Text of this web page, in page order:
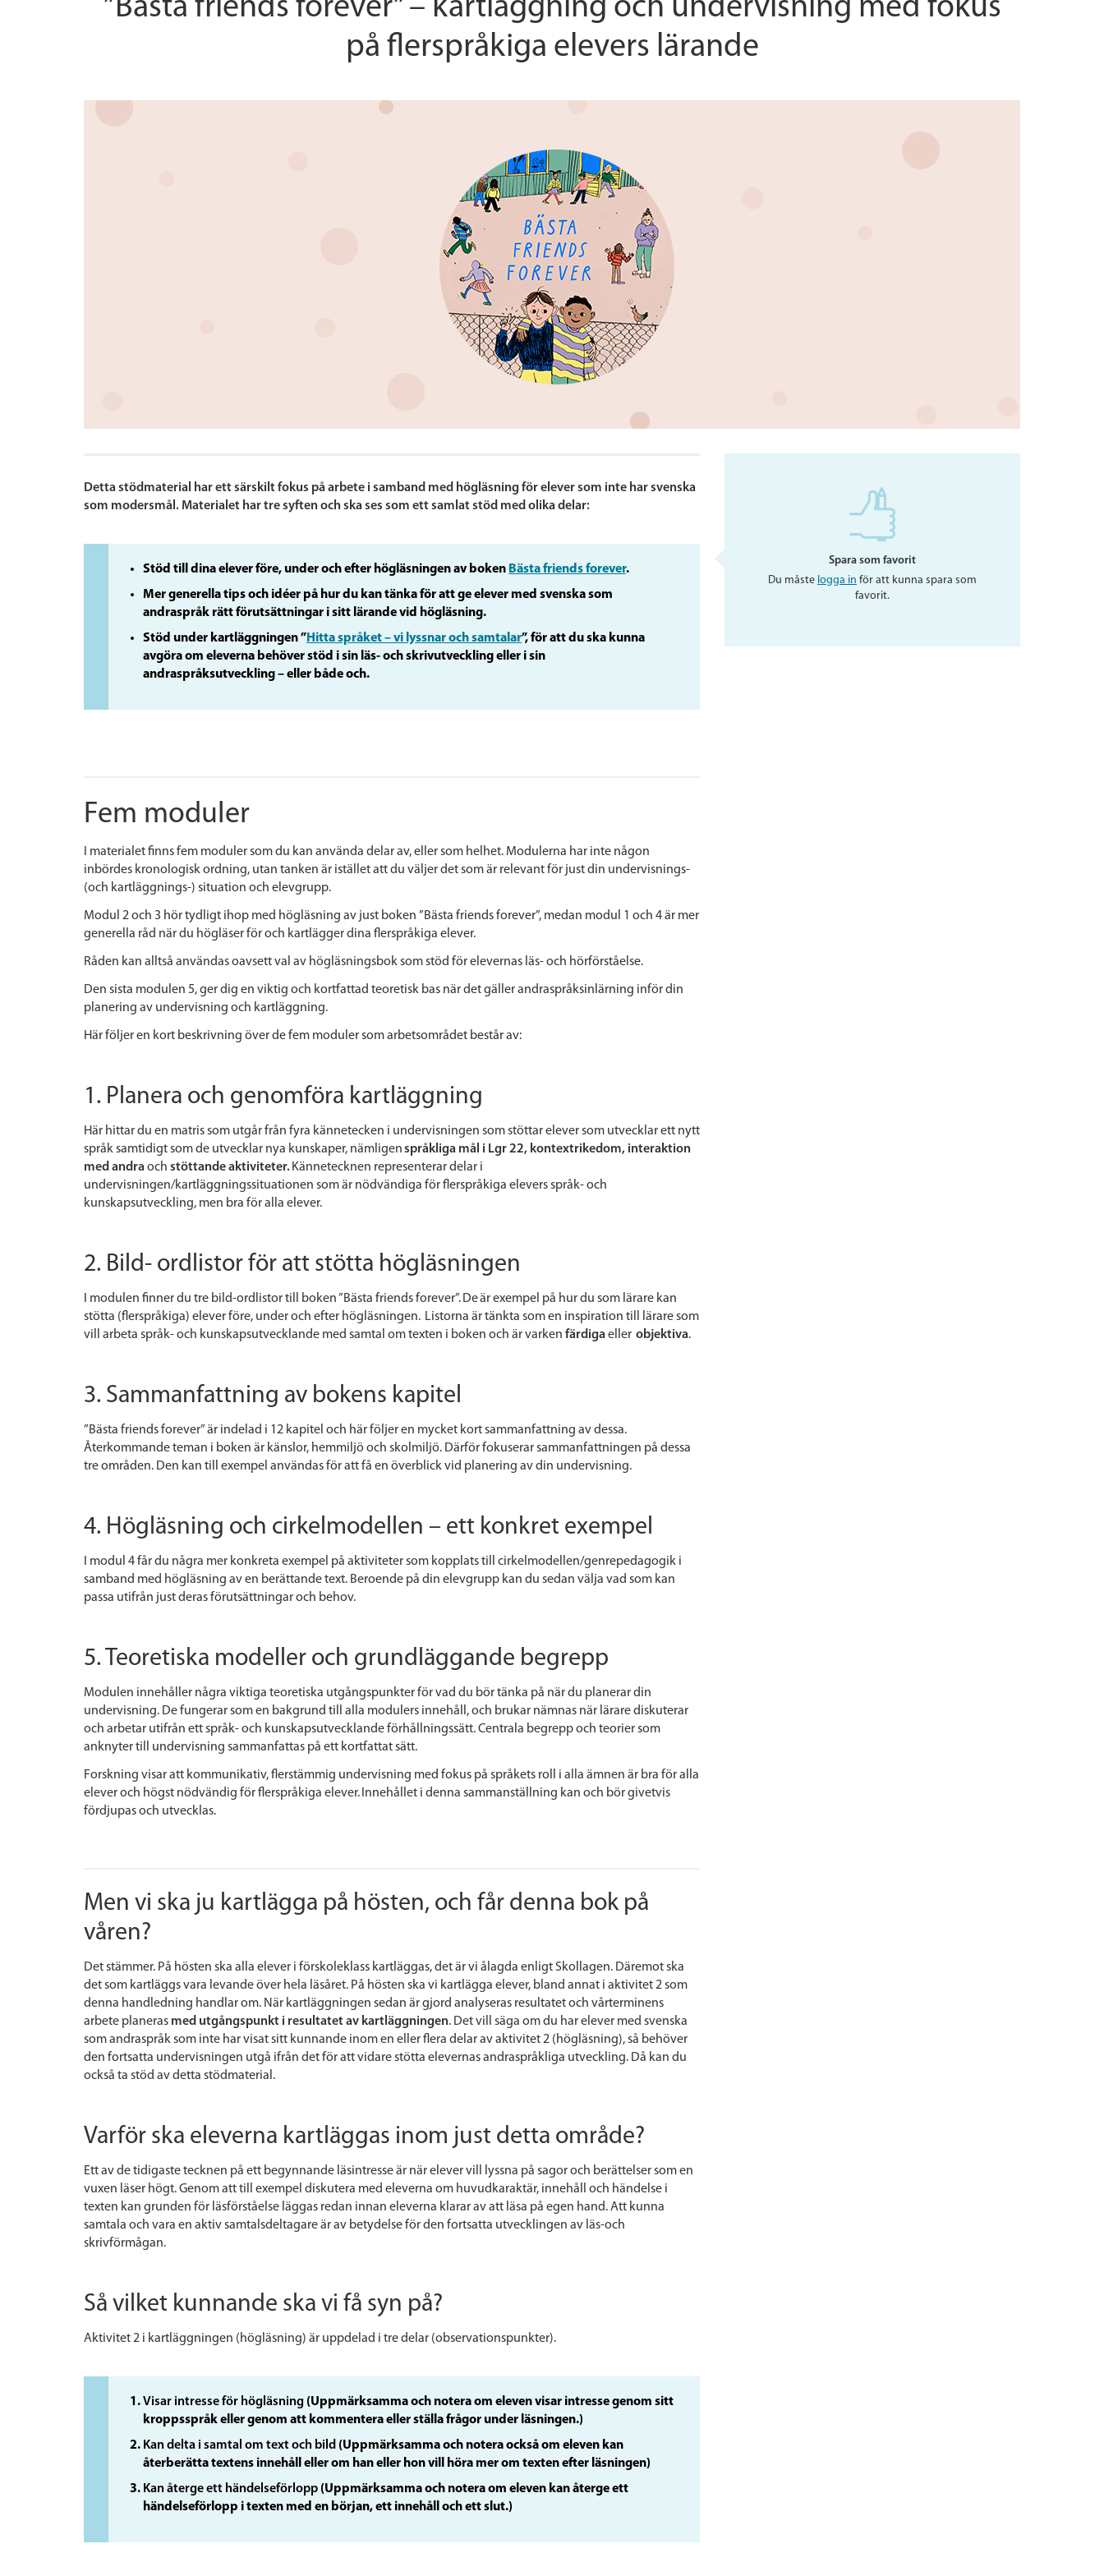
”Bästa friends forever” – kartläggning och undervisning med fokus
på flerspråkiga elevers lärande
Detta stödmaterial har ett särskilt fokus på arbete i samband med högläsning för elever som inte har svenska
som modersmål. Materialet har tre syften och ska ses som ett samlat stöd med olika delar:
Stöd till dina elever före, under och efter högläsningen av boken Bästa friends forever.
Mer generella tips och idéer på hur du kan tänka för att ge elever med svenska som
andraspråk rätt förutsättningar i sitt lärande vid högläsning.
Stöd under kartläggningen ”Hitta språket – vi lyssnar och samtalar”, för att du ska kunna
avgöra om eleverna behöver stöd i sin läs- och skrivutveckling eller i sin
andraspråksutveckling – eller både och.
Fem moduler
I materialet finns fem moduler som du kan använda delar av, eller som helhet. Modulerna har inte någon
inbördes kronologisk ordning, utan tanken är istället att du väljer det som är relevant för just din undervisnings-
(och kartläggnings-) situation och elevgrupp.
Modul 2 och 3 hör tydligt ihop med högläsning av just boken ”Bästa friends forever”, medan modul 1 och 4 är mer
generella råd när du högläser för och kartlägger dina flerspråkiga elever.
Råden kan alltså användas oavsett val av högläsningsbok som stöd för elevernas läs- och hörförståelse.
Den sista modulen 5, ger dig en viktig och kortfattad teoretisk bas när det gäller andraspråksinlärning inför din
planering av undervisning och kartläggning.
Här följer en kort beskrivning över de fem moduler som arbetsområdet består av:
1. Planera och genomföra kartläggning
Här hittar du en matris som utgår från fyra kännetecken i undervisningen som stöttar elever som utvecklar ett nytt
språk samtidigt som de utvecklar nya kunskaper, nämligenspråkliga mål i Lgr 22, kontextrikedom, interaktion
med andraoch stöttande aktiviteter. Kännetecknen representerar delar i
undervisningen/kartläggningssituationen som är nödvändiga för flerspråkiga elevers språk- och
kunskapsutveckling, men bra för alla elever.
2. Bild- ordlistor för att stötta högläsningen
I modulen finnerdu tre bild-ordlistor till boken ”Bästa friendsforever”. De är exempel på hur du som lärare kan
stötta (flerspråkiga) elever före, under och efter högläsningen. Listorna är tänkta som en inspiration till lärare som
vill arbeta språk- och kunskapsutvecklande med samtal om texten i boken och är varken färdigaeller objektiva.
3. Sammanfattning av bokens kapitel
”Bästa friends forever”är indelad i 12 kapitel och här följer en mycket kort sammanfattning av dessa.
Återkommande teman i boken är känslor, hemmiljö och skolmiljö. Därför fokuserar sammanfattningen på dessa
tre områden. Den kan till exempel användas för att få en överblick vid planering av din undervisning.
4. Högläsning och cirkelmodellen – ett konkret exempel
I modul 4 får du några mer konkreta exempel på aktiviteter som kopplats till cirkelmodellen/genrepedagogik i
samband med högläsning av en berättande text. Beroende på din elevgrupp kan du sedan välja vad som kan
passa utifrån just deras förutsättningar och behov.
5. Teoretiska modeller och grundläggande begrepp
Modulen innehåller några viktiga teoretiska utgångspunkter för vad du bör tänka på när du planerar din
undervisning. De fungerar som en bakgrund till alla modulers innehåll, och brukar nämnas när lärare diskuterar
och arbetar utifrån ett språk- och kunskapsutvecklande förhållningssätt. Centrala begrepp och teorier som
anknyter till undervisning sammanfattas på ett kortfattat sätt.
Forskning visar att kommunikativ, flerstämmig undervisning med fokus på språkets roll i alla ämnen är bra för alla
elever och högst nödvändig för flerspråkiga elever. Innehållet i denna sammanställning kan och bör givetvis
fördjupas och utvecklas.
Men vi ska ju kartlägga på hösten, och får denna bok på
våren?
Det stämmer. På hösten ska alla elever i förskoleklass kartläggas, det är vi ålagda enligt Skollagen. Däremot ska
det som kartläggs vara levande över hela läsåret. På hösten ska vi kartlägga elever, bland annat i aktivitet 2 som
denna handledning handlar om. När kartläggningen sedan är gjord analyseras resultatet och vårterminens
arbete planeras med utgångspunkt i resultatet av kartläggningen. Det vill säga om du har elever med svenska
som andraspråk som inte har visat sitt kunnande inom en eller flera delar av aktivitet 2 (högläsning), så behöver
den fortsatta undervisningen utgå ifrån det för att vidare stötta elevernas andraspråkliga utveckling. Då kan du
också ta stöd av detta stödmaterial.
Varför ska eleverna kartläggas inom just detta område?
Ett av de tidigaste tecknen på ett begynnande läsintresse är när elever vill lyssna på sagor och berättelser som en
vuxen läser högt. Genom att till exempel diskutera med eleverna om huvudkaraktär, innehåll och händelse i
texten kan grunden för läsförståelse läggas redan innan eleverna klarar av att läsa på egen hand. Att kunna
samtala och vara en aktiv samtalsdeltagare är av betydelse för den fortsatta utvecklingen av läs-och
skrivförmågan.
Så vilket kunnande ska vi få syn på?
Aktivitet 2 i kartläggningen (högläsning) är uppdelad i tre delar (observationspunkter).
Visar intresse för högläsning (Uppmärksamma och notera om eleven visar intresse genom sitt
kroppsspråk eller genom att kommentera eller ställa frågor under läsningen.)
Kan delta i samtal om text och bild (Uppmärksamma och notera också om eleven kan
återberätta textens innehåll eller om han eller hon vill höra mer om texten efter läsningen)
Kan återge ett händelseförlopp (Uppmärksamma och notera om eleven kan återge ett
händelseförlopp i texten med en början, ett innehåll och ett slut.)
Spara som favorit
Du måste logga in för att kunna spara som
favorit.